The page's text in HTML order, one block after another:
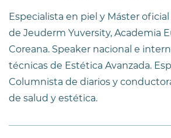
Especialista en piel y Máster
de Jeuderm Yuversity, Academia
Coreana. Speaker nacional e
técnicas de Estética Avanzada.
Columnista de diarios y
de salud y estética.